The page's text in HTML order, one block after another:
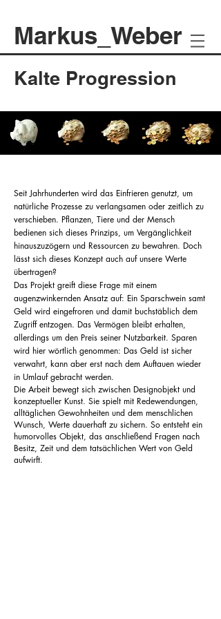
Markus_ Weber
Kalte Progression
Seit Jahrhunderten wird das Einfrieren genutzt, um
natürliche Prozesse zu verlangsamen oder zeitlich zu
verschieben. Pflanzen, Tiere und der Mensch
bedienen sich dieses Prinzips, um Vergänglichkeit
hinauszuzögern und Ressourcen zu bewahren. Doch
lässt sich dieses Konzept auch auf unsere Werte
übertragen?
Das Projekt greift diese Frage mit einem
augenzwinkernden Ansatz auf: Ein Sparschwein samt
Geld wird eingefroren und damit buchstäblich dem
Zugriff entzogen. Das Vermögen bleibt erhalten,
allerdings um den Preis seiner Nutzbarkeit. Sparen
wird hier wörtlich genommen: Das Geld ist sicher
verwahrt, kann aber erst nach dem Auftauen wieder
in Umlauf gebracht werden.
Die Arbeit bewegt sich zwischen Designobjekt und
konzeptueller Kunst. Sie spielt mit Redewendungen,
alltäglichen Gewohnheiten und dem menschlichen
Wunsch, Werte dauerhaft zu sichern. So entsteht ein
humorvolles Objekt, das anschließend Fragen nach
Besitz, Zeit und dem tatsächlichen Wert von Geld
aufwirft.